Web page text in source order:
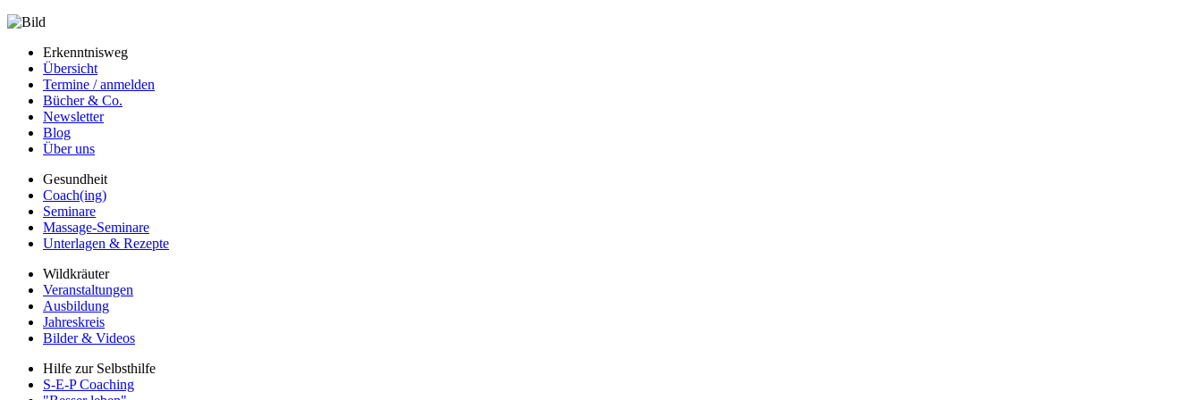
Erkenntnisweg
Übersicht
Termine / anmelden
Bücher & Co.
Newsletter
Blog
Über uns
Gesundheit
Coach(ing)
Seminare
Massage-Seminare
Unterlagen & Rezepte
Wildkräuter
Veranstaltungen
Ausbildung
Jahreskreis
Bilder & Videos
Hilfe zur Selbsthilfe
S-E-P Coaching